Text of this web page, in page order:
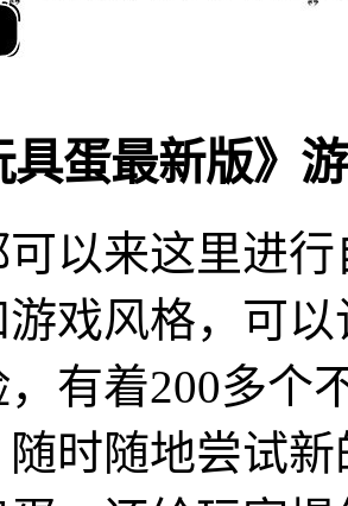
具蛋最新版》
以来这里进
游戏风格，可
有着200多个
时随地尝试